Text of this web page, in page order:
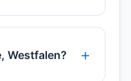
Westfalen?